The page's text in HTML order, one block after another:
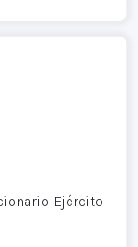
Ejército